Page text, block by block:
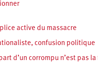
active du massacre
confusion politique
d’un corrompu n’est pas